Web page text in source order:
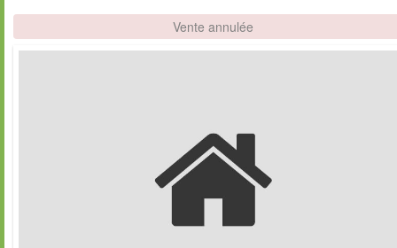
Vente annulée